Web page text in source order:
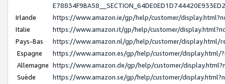
Irlande
https://www.amazon.ie/gp/help/customer/
Italie
https://www.amazon.it/gp/help/customer/
Pays-Bas
https://www.amazon.nl/gp/help/customer/display.html/
Espagne
https://www.amazon.es/gp/help/customer/display.html/
Allemagne https://www.amazon.de/gp/help/customer/
Suède
https://www.amazon.se/gp/help/customer/